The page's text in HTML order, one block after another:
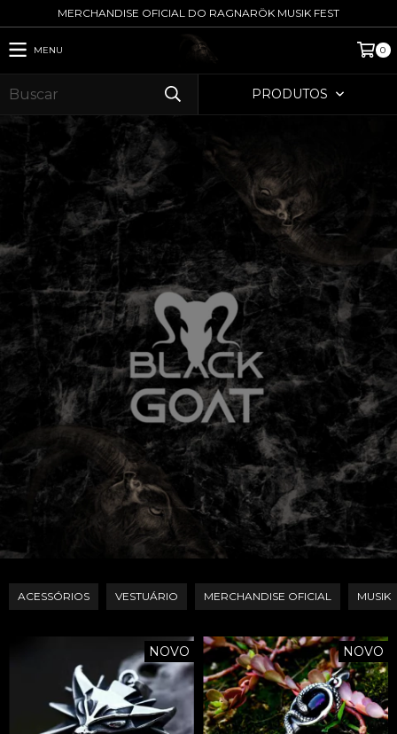
MERCHANDISE OFICIAL DO RAGNARÖK MUSIK FEST
MENU 0
PRODUTOS
ACESSÓRIOS VESTUÁRIO MERCHANDISE OFICIAL MUSIK
NOVO NOVO